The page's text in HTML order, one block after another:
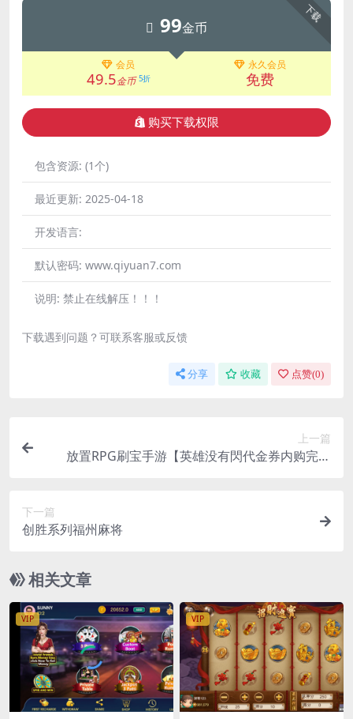
下载
99金币
会员
49.5金币 5折
永久会员
免费
购买下载权限
包含资源: (1个)
最近更新: 2025-04-18
开发语言:
默认密码: www.qiyuan7.com
说明: 禁止在线解压！！！
下载遇到问题？可联系客服或反馈
分享 收藏 点赞(0)
上一篇
放置RPG刷宝手游【英雄没有閃代金券内购完整
下一篇
创胜系列福州麻将
相关文章
VIP VIP